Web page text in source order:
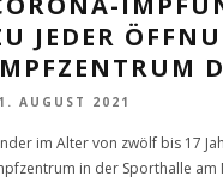
JEDER
AUGUST 2021
im Alter von zwölf bis 17
in der Sporthalle